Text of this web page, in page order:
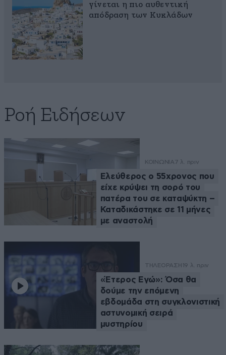
γίνεται η πιο αυθεντική
απόδραση των Κυκλάδων
Ροή Ειδήσεων
ΚΟΙΝΩΝΙΑ7 λ. πριν
Ελεύθερος ο 55χρονος που
είχε κρύψει τη σορό του
πατέρα του σε καταψύκτη –
Καταδικάστηκε σε 11 μήνες
με αναστολή
ΤΗΛΕΟΡΑΣΗ 19 λ. πριν
«Έτερος Εγώ»: Όσα θα
δούμε την επόμενη
εβδομάδα στη συγκλονιστική
αστυνομική σειρά
μυστηρίου